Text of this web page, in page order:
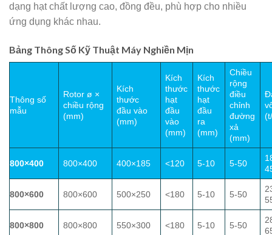
dạng hạt chất lượng cao, đồng đều, phù hợp cho nhiều
ứng dụng khác nhau.
Bảng Thông Số Kỹ Thuật Máy Nghiền Mịn
Thông số
mẫu
Rotor ø ×
chiều rộng
(mm)
Kích
thước
đầu vào
(mm)
Kích
thước
hạt
đầu
vào
(mm)
Kích
thước
hạt
đầu
ra
(mm)
Chiều
rộng
điều
chỉnh
đường
xả
(mm)
800×400 800×400 400×185 <120 5-10 5-50
800×600 800×600 500×250 <180 5-10 5-50
800×800 800×800 550×300 <180 5-10 5-50